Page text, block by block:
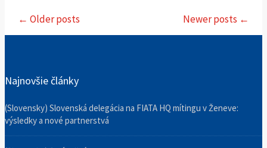
Post navigation
← Older posts Newer posts ←
Najnovšie články
(Slovensky) Slovenská delegácia na FIATA HQ mítingu v Ženeve:
výsledky a nové partnerstvá